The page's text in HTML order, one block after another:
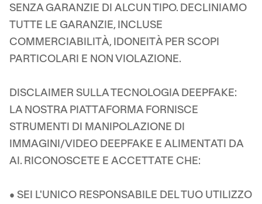
SENZA GARANZIE DI ALCUN TIPO. DECLINIAMO
TUTTE LE GARANZIE, INCLUSE
COMMERCIABILITÀ, IDONEITÀ PER SCOPI
PARTICOLARI E NON VIOLAZIONE.
DISCLAIMER SULLA TECNOLOGIA DEEPFAKE:
LA NOSTRA PIATTAFORMA FORNISCE
STRUMENTI DI MANIPOLAZIONE DI
IMMAGINI/VIDEO DEEPFAKE E ALIMENTATI DA
AI. RICONOSCETE E ACCETTATE CHE:
• SEI L'UNICO RESPONSABILE DEL TUO UTILIZZO